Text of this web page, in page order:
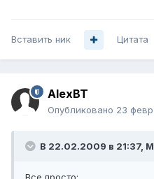
Вставить ник Цитата
AlexBT
Опубликовано 23
В 22.02.2009 в 21:37,